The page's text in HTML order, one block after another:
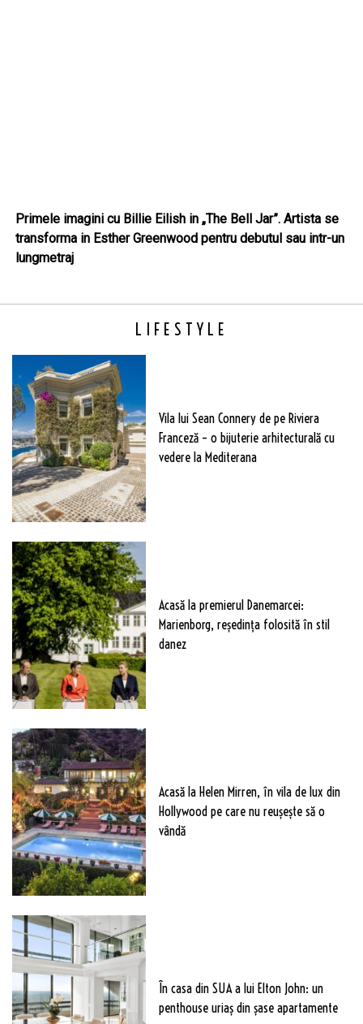
Primele imagini cu Billie Eilish in „The Bell Jar”. Artista se
transforma in Esther Greenwood pentru debutul sau intr-un
lungmetraj
LIFESTYLE
Vila lui Sean Connery de pe Riviera
Franceză – o bijuterie arhitecturală cu
vedere la Mediterana
Acasă la premierul Danemarcei:
Marienborg, reședința folosită în stil
danez
Acasă la Helen Mirren, în vila de lux din
Hollywood pe care nu reușește să o
vândă
În casa din SUA a lui Elton John: un
penthouse uriaș din șase apartamente